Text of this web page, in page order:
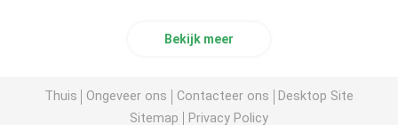
Bekijk meer
Thuis Ongeveer ons Contacteer ons
Desktop Site
Sitemap
Privacy Policy